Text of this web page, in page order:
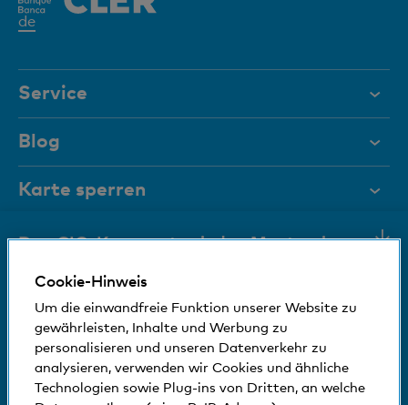
Den CIO-Kommentar jeden Montag in
Aktuelle Markteinschätzungen
Die Sicht von unserem CIO auf die
Aktienmarktlage
deAktives
Service
Hilfe & Kontakt
Dokumente
Magazin
Führungsgremien
Medien
Sozial und umweltfreundlich
Blog
Karte sperren
+41 (0)800 88 99 66
Wir sind für Sie da
Hilfe & Kontakt
Standorte und Bancomaten
Bankinfos
© Bank Cler AG
Rechtliche Bedingungen und Hinweise
Cookie-Hinweis
Um die einwandfreie Funktion unserer Website zu
gewährleisten, Inhalte und Werbung zu
personalisieren und unseren Datenverkehr zu
analysieren, verwenden wir Cookies und ähnliche
Technologien sowie Plug-ins von Dritten, an welche